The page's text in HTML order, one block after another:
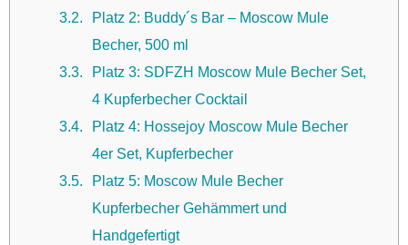
3.2
Platz 2: Buddy´s Bar – Moscow Mule
Becher, 500 ml
3.3
Platz 3: SDFZH Moscow Mule Becher Set,
4 Kupferbecher Cocktail
3.4
Platz 4: Hossejoy Moscow Mule Becher
4er Set, Kupferbecher
3.5
Platz 5: Moscow Mule Becher
Kupferbecher Gehämmert und
Handgefertigt